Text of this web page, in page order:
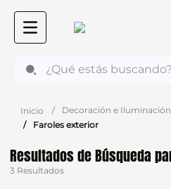
Decoración e Iluminación
Faroles exterior
3